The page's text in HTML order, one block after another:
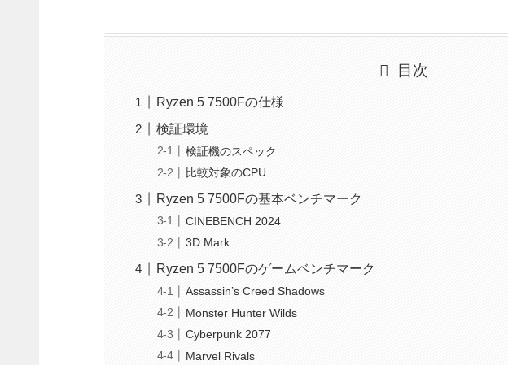
目次
Ryzen 5 7500Fの仕様
検証環境
検証機のスペック
比較対象のCPU
Ryzen 5 7500Fの基本ベンチマーク
CINEBENCH 2024
3D Mark
Ryzen 5 7500Fのゲームベンチマーク
Assassin’s Creed Shadows
Monster Hunter Wilds
Cyberpunk 2077
Marvel Rivals